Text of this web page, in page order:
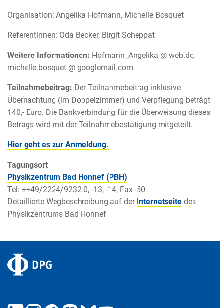
Organisation: Angelika Hofmann, Michelle Bosquet
Referentinnen: Oda Becker, Birgit Scheppat
Weitere Informationen: Hofmann_Angelika @ web.de,
michelle.bosquet @ googlemail.com
Teilnahmebeitrag: Der Teilnahmebeitrag inklusive
Übernachtung (im Doppelzimmer) und Verpflegung beträgt
140,- Euro. Die Bankverbindung für die Überweisung dieses
Betrags wird mit der Teilnahmebestätigung mitgeteilt.
Hier geht es zur Anmeldung.
Tagungsort
Physikzentrum Bad Honnef (PBH)
Tel: ++49/2224/9232-0, -13, -14, Fax -50
Detaillierte Wegbeschreibung auf der Internetseite des
Physikzentrums Bad Honnef